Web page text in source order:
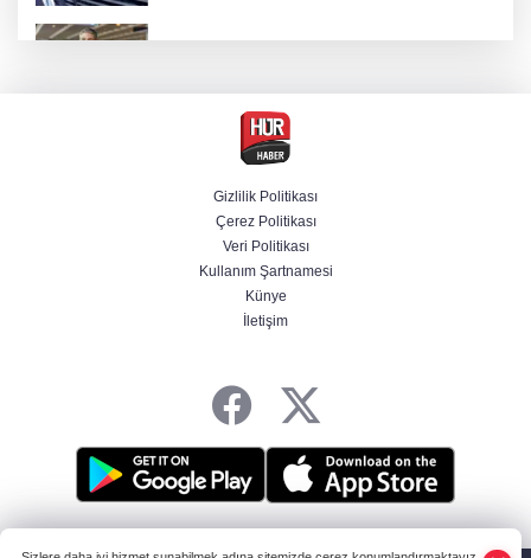
MGK toplanıyor: Ana gündem Terörsüz
MGK toplantısı sona erdi, 8 maddelik bildiri
yayımlandı
Şehit aileleri ve gazilerin haklarına ilişkin
Gizlilik Politikası
Çerez Politikası
Veri Politikası
Kullanım Şartnamesi
Künye
İletişim